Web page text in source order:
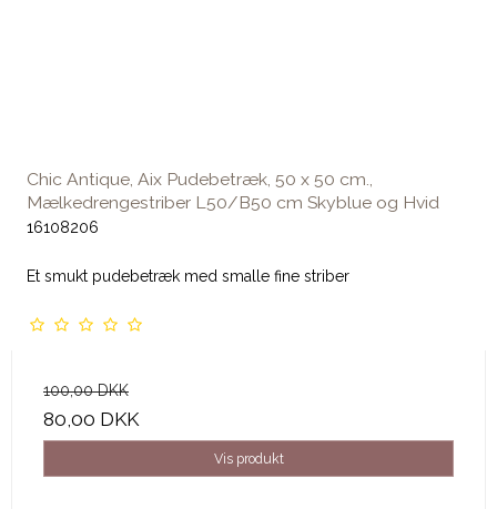
Chic Antique, Aix Pudebetræk, 50 x 50 cm.,
Mælkedrengestriber L50/B50 cm Skyblue og Hvid
16108206
Et smukt pudebetræk med smalle fine striber
100,00 DKK
80,00 DKK
Vis produkt